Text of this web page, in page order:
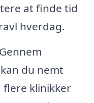
at finde tid
hverdag.
Gennem
du nemt
klinikker